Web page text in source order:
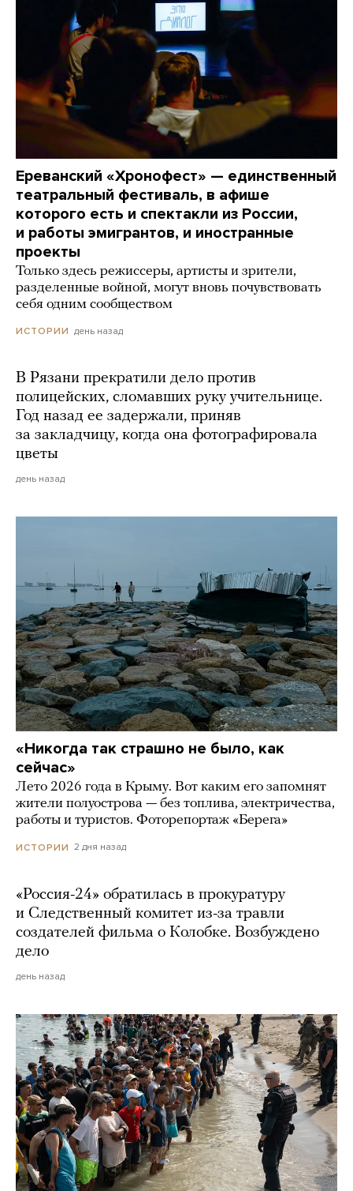
Ереванский «Хронофест» — единственный
театральный фестиваль, в афише
которого есть и спектакли из России,
и работы эмигрантов, и иностранные
проекты
Только здесь режиссеры, артисты и зрители,
разделенные войной, могут вновь почувствовать
себя одним сообществом
ИСТОРИИ день назад
В Рязани прекратили дело против
полицейских, сломавших руку учительнице.
Год назад ее задержали, приняв
за закладчицу, когда она фотографировала
цветы
день назад
«Никогда так страшно не было, как
сейчас»
Лето 2026 года в Крыму. Вот каким его запомнят
жители полуострова — без топлива, электричества,
работы и туристов. Фоторепортаж «Берега»
ИСТОРИИ 2 дня назад
«Россия-24» обратилась в прокуратуру
и Следственный комитет из-за травли
создателей фильма о Колобке. Возбуждено
дело
день назад